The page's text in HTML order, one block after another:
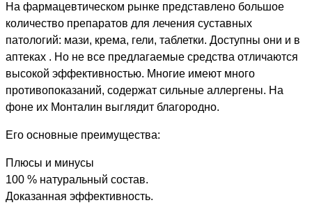
На фармацевтическом рынке представлено большое
количество препаратов для лечения суставных
патологий: мази, крема, гели, таблетки. Доступны они и в
аптеках . Но не все предлагаемые средства отличаются
высокой эффективностью. Многие имеют много
противопоказаний, содержат сильные аллергены. На
фоне их Монталин выглядит благородно.
Его основные преимущества:
Плюсы и минусы
100 % натуральный состав.
Доказанная эффективность.